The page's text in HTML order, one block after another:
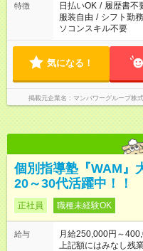
特徴 日払いOK / 履歴書不
服装自由 / シフト勤務
ソコンスキル不要
気になる！
掲載元企業名 マンパワーグループ株
個別指導塾『WAM』
20～30代活躍中！！
正社員 職種未経験OK
給与
月給250,000円～
上記額にはみなし残